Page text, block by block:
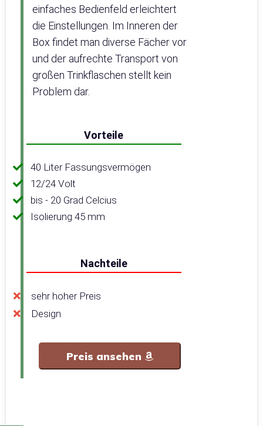
einfaches Bedienfeld erleichtert
die Einstellungen. Im Inneren der
Box findet man diverse Fächer vor
und der aufrechte Transport von
großen Trinkflaschen stellt kein
Problem dar.
Vorteile
40 Liter Fassungsvermögen
12/24 Volt
bis - 20 Grad Celcius
Isolierung 45 mm
Nachteile
sehr hoher Preis
Design
Preis ansehen